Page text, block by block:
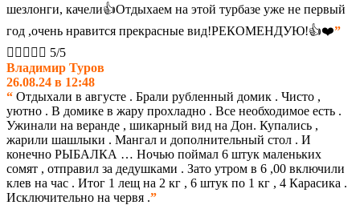
шезлонги, качели👍Отдыхаем на этой турбазе уже не первый
год ,очень нравится прекрасные вид!РЕКОМЕНДУЮ!👍❤️”
     5/5
Владимир Туров
26.08.24 в 12:48
“ Отдыхали в августе . Брали рубленный домик . Чисто ,
уютно . В домике в жару прохладно . Все необходимое есть .
Ужинали на веранде , шикарный вид на Дон. Купались ,
жарили шашлыки . Мангал и дополнительный стол . И
конечно РЫБАЛКА … Ночью поймал 6 штук маленьких
сомят , отправил за дедушками . Зато утром в 6 ,00 включили
клев на час . Итог 1 лещ на 2 кг , 6 штук по 1 кг , 4 Карасика .
Исключительно на червя .”